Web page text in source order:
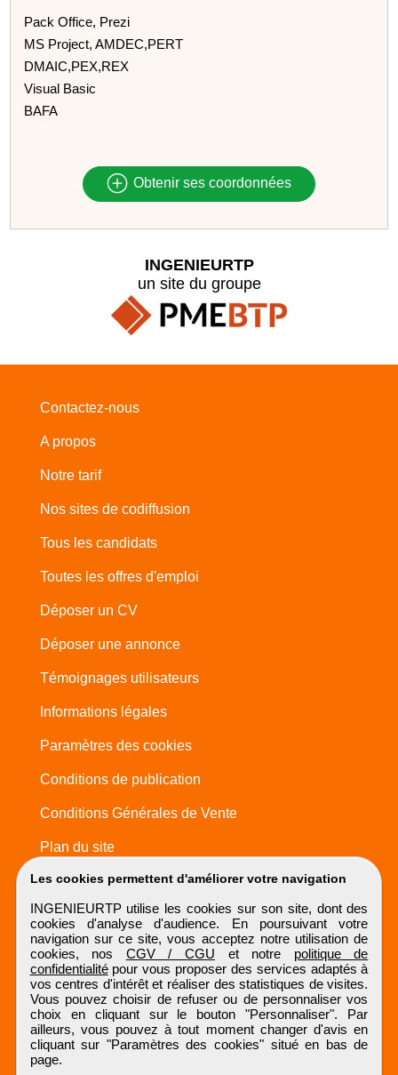
Pack Office, Prezi
MS Project, AMDEC,PERT
DMAIC,PEX,REX
Visual Basic
BAFA
Obtenir ses coordonnées
Les cookies permettent d'améliorer votre navigation
INGENIEURTP utilise les cookies sur son site, dont des
cookies d'analyse d'audience. En poursuivant votre
navigation sur ce site, vous acceptez notre utilisation de
cookies, nos CGV / CGU et notre politique de
confidentialitépour vous proposer des services adaptés à
vos centres d'intérêt et réaliser des statistiques de visites.
Vous pouvez choisir de refuser ou de personnaliser vos
choix en cliquant sur le bouton "Personnaliser". Par
ailleurs, vous pouvez à tout moment changer d'avis en
cliquant sur "Paramètres des cookies" situé en bas de
page.
INGENIEURTP
un site du groupe
Contactez-nous
A propos
Notre tarif
Nos sites de codiffusion
Tous les candidats
Toutes les offres d'emploi
Déposer un CV
Déposer une annonce
Témoignages utilisateurs
Informations légales
Paramètres des cookies
Conditions de publication
Conditions Générales de Vente
Plan du site